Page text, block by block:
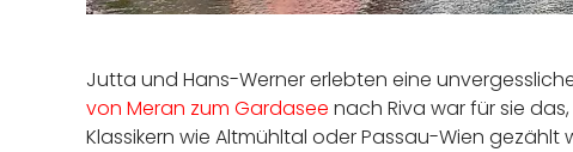
Jutta und Hans-Werner erlebten eine
von Meran zum Gardasee nach Riva war für sie
Klassikern wie Altmühltal oder Passau-Wien gezählt